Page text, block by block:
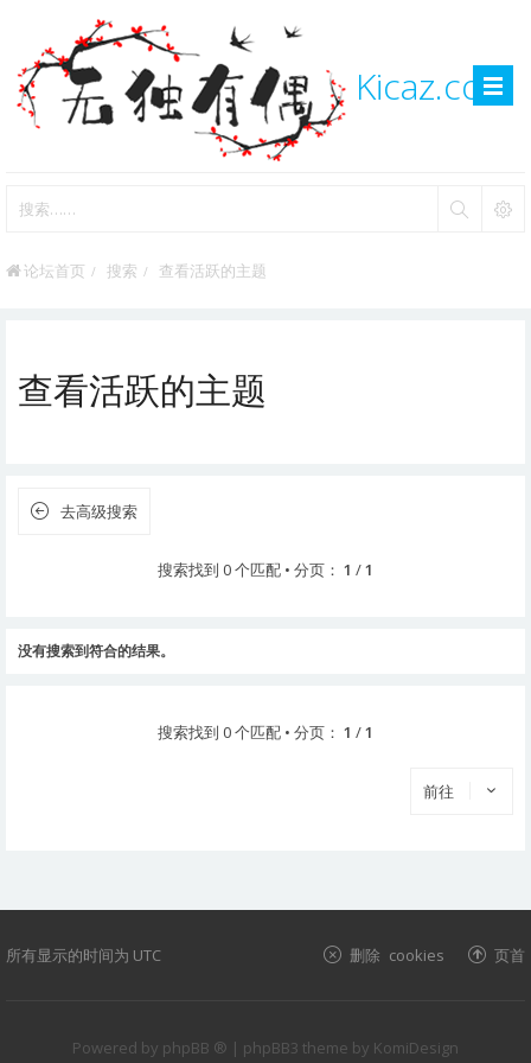
Kicaz.com
论坛首页 搜索 查看活跃的主题
查看活跃的主题
去高级搜索
搜索找到 0 个匹配 • 分页： 1 /1
没有搜索到符合的结果。
搜索找到 0 个匹配 • 分页： 1 /1
前往
所有显示的时间为 UTC 页首
删除 cookies
Powered by phpBB ® | phpBB3 theme by KomiDesign